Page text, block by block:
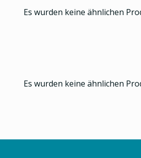
Es wurden keine ähnlichen
Es wurden keine ähnlichen